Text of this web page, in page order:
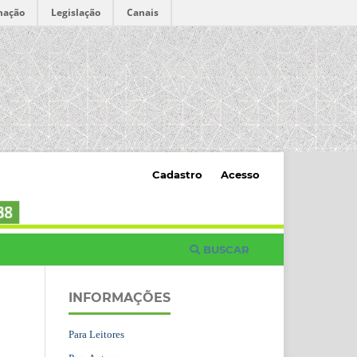
Legislação Canais
BUSCAR
Cadastro Acesso
INFORMAÇÕES
Para Leitores